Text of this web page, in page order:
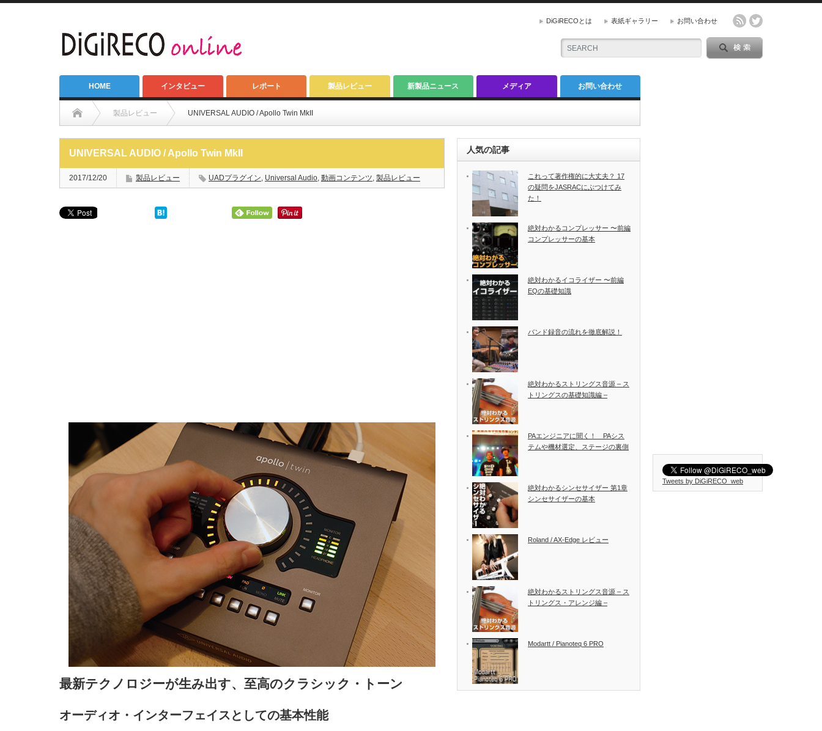
DiGiRECOとは 表紙ギャラリー お問い合わせ
HOME インタビュー レポート 製品レビュー 新製品ニュース メディア お問い合わせ
製品レビュー UNIVERSAL AUDIO / Apollo Twin MkII
UNIVERSAL AUDIO / Apollo Twin MkII
2017/12/20 製品レビュー UADプラグイン, Universal Audio, 動画コンテンツ, 製品レビュー
最新テクノロジーが生み出す、至高のクラシック・トーン
オーディオ・インターフェイス としての基本性能
人気の記事
これって著作権的に大丈夫？ 17
の疑問をJASRACにぶつけてみ
た！
絶対わかるコンプレッサー 〜前編
コンプレッサーの基本
絶対わかるイコライザー 〜前編
EQの基礎知識
バンド録音の流れを徹底解説！
絶対わかるストリングス音源 – ス
トリングスの基礎知識編 –
PAエンジニアに聞く！ PAシス
テムや機材選定、ステージの裏側
絶対わかるシンセサイザー 第1章
シンセサイザーの基本
Roland / AX-Edge レビュー
絶対わかるストリングス音源 – ス
トリングス・アレンジ編 –
Modartt / Pianoteq 6 PRO
Tweets by DiGiRECO_web